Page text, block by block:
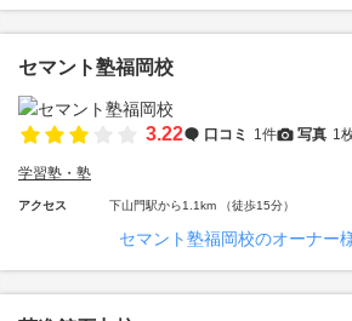
セマント塾福岡校
3.22 口コミ 1件 写真 1
学習塾・塾
アクセス 下山門駅から1.1km （徒歩15分）
セマント塾福岡校のオーナー